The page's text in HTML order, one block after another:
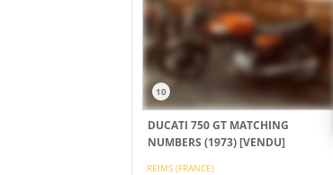
10
DUCATI 750 GT MATCHING
NUMBERS (1973)[VENDU]
REIMS (FRANCE)